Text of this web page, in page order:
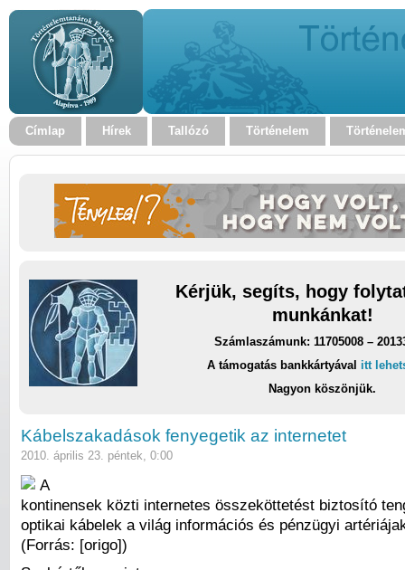
Címlap Hírek Tallózó Történelem
Kérjük, segíts, hogy
munkánkat!
Számlaszámunk: 11705008 –
A támogatás bankkártyával itt
Nagyon köszönjük.
Kábelszakadások fenyegetik az internetet
2010. április 23. péntek, 0:00
A
kontinensek közti internetes összeköttetést biztosító
optikai kábelek a világ információs és pénzügyi
(Forrás: [origo])